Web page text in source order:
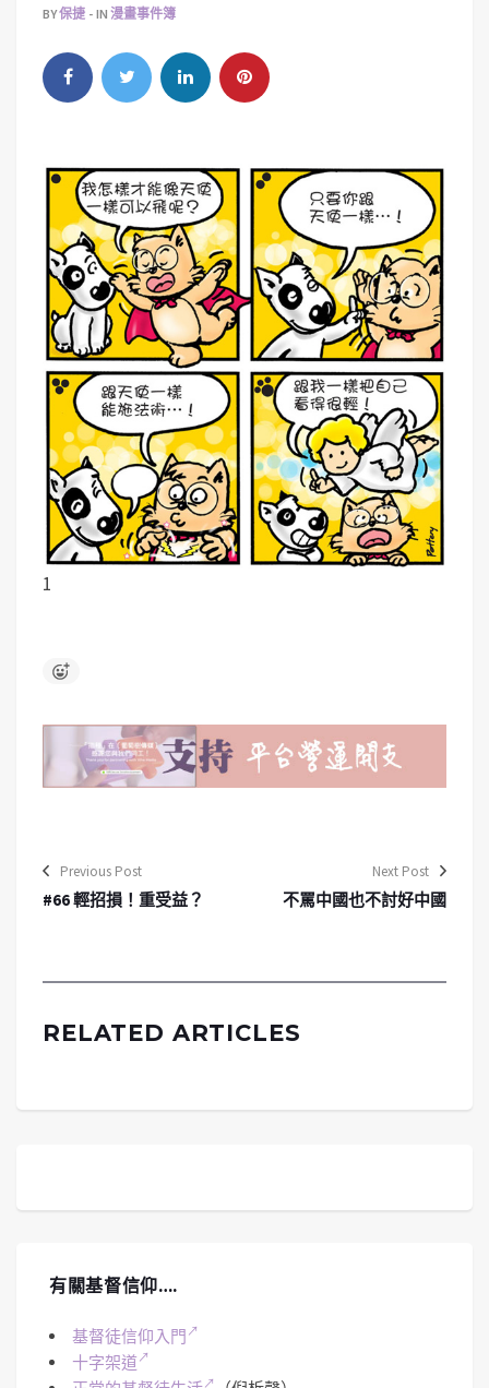
BY保捷 IN 漫畫事件簿
1
Previous Post
#66 輕招損！重受益？
Next Post
不罵中國也不討好中國
RELATED ARTICLES
有關基督信仰….
基督徒信仰入門
十字架道